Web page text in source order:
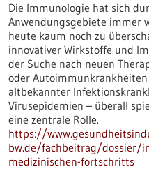
Die Immunologie hat sich
Anwendungsgebiete immer
heute kaum noch zu
innovativer Wirkstoffe und
der Suche nach neuen
oder
altbekannter
Virusepidemien – überall
eine zentrale Rolle.
https://
bw.de/fachbeitrag/dossier/
medizinischen-fortschritts